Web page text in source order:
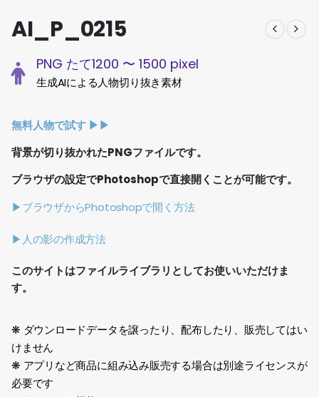
AI_P_0215
PNG たて1200 〜 1500 pixel
生成AIによる人物切り抜き素材
無料人物で試す ▶︎▶︎
背景が切り抜かれたPNGファイルです。
ブラウザの設定でPhotoshopで直接開くことが可能です。
▶ブラウザからPhotoshopで開く方法
▶人の影の作成方法
このサイトはファイルライブラリとしてお使いいただけま
す。
❋ ダウンロードデータを譲ったり、配布したり、販売してはい
けません
❋ アプリなど商品に組み込み販売する場合は別途ライセンスが
必要です